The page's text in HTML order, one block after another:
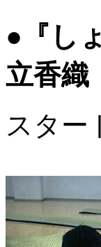
●『し
立香織
スター